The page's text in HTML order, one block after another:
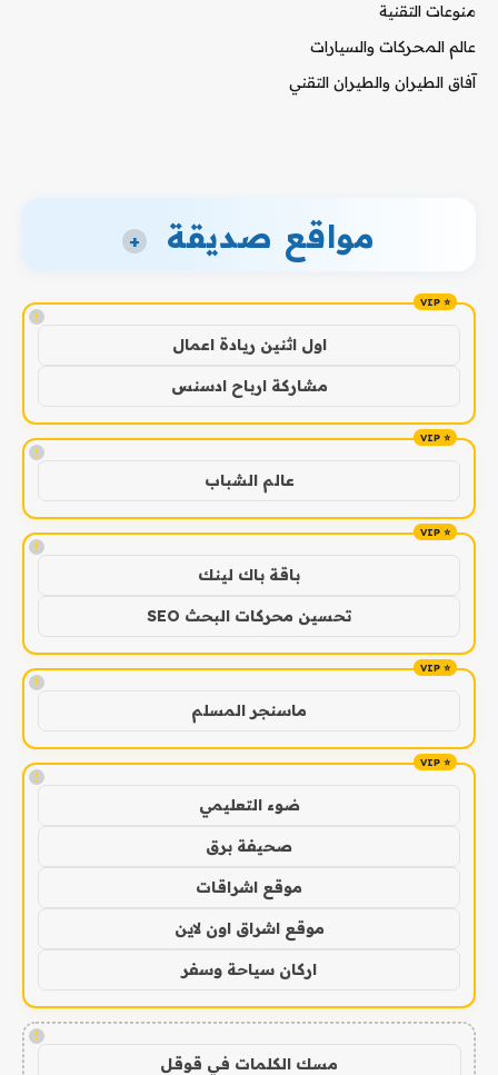
منوعات التقنية
عالم المحركات والسيارات
آفاق الطيران والطيران التقني
مواقع صديقة +
!
اول اثنين ريادة اعمال
مشاركة ارباح ادسنس
!
عالم الشباب
!
باقة باك لينك
تحسين محركات البحث SEO
!
ماسنجر المسلم
!
ضوء التعليمي
صحيفة برق
موقع اشراقات
موقع اشراق اون لاين
اركان سياحة وسفر
!
مسك الكلمات في قوقل